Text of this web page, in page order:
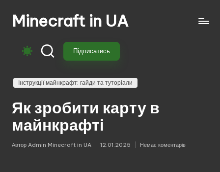
ПерейтиMinecraft in UA
свіжі
моди
Майнкрафт:
зброя,
техніка,
магія.
моди
Підписатись
Інструкції майнкрафт: гайди та туторіали
Як зробити карту в
майнкрафті
Опубліковано
Автор Admin Minecraft in UA 12.01.2025 Немає коментарів